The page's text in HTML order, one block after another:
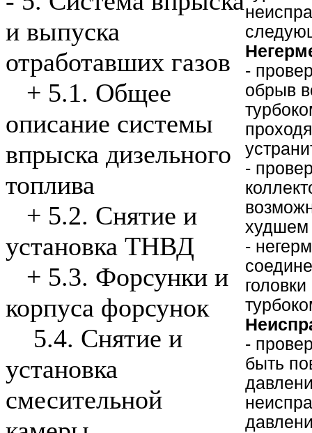
и выпуска
отработавших газов
+ 5.1. Общее
описание системы
впрыска дизельного
топлива
+ 5.2. Снятие и
установка ТНВД
+ 5.3. Форсунки и
корпуса форсунок
5.4. Снятие и
установка
смесительной
-
обрыв
-
худшем
-
-
быть